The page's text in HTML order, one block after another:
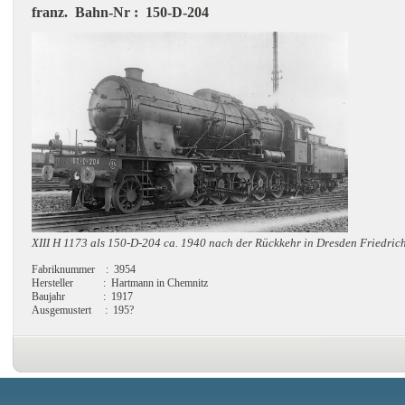
franz. Bahn-Nr : 150-D-204
XIII H 1173 als 150-D-204 ca. 1940 nach der Rückkehr in Dresden
Fabriknummer : 3954
Hersteller : Hartmann in Chemnitz
Baujahr : 1917
Ausgemustert : 195?